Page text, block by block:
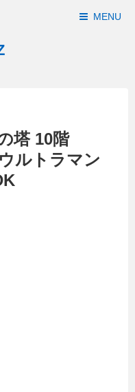
MENU
塔 10階
ルトラマン